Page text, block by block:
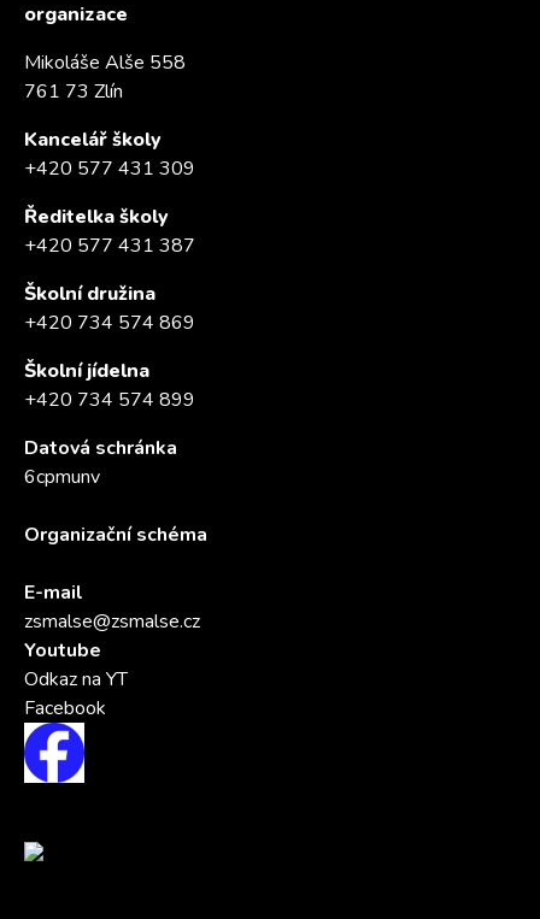
organizace
Mikoláše Alše 558
761 73 Zlín
Kancelář školy
+420 577 431 309
Ředitelka školy
+420 577 431 387
Školní družina
+420 734 574 869
Školní jídelna
+420 734 574 899
Datová schránka
6cpmunv
Organizační schéma
E-mail
zsmalse@zsmalse.cz
Youtube
Odkaz na YT
Facebook